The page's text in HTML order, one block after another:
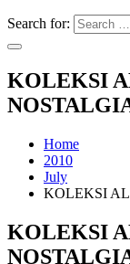
Search for:
KOLEKSI
Home
2010
July
KOLEKSI
KOLEKSI